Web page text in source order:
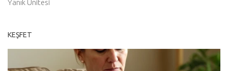
Yanık Ünitesi
KEŞFET